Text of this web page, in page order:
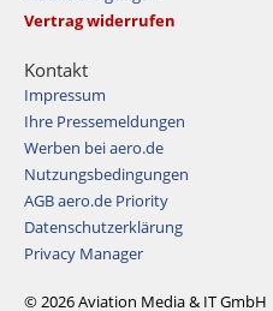
Vertrag widerrufen
Kontakt
Impressum
Ihre Pressemeldungen
Werben bei aero.de
Nutzungsbedingungen
AGB aero.de Priority
Datenschutzerklärung
Privacy Manager
© 2026 Aviation Media & IT GmbH